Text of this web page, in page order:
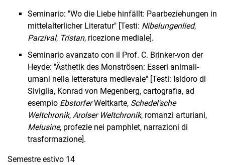
Seminario: "Wo die Liebe hinfällt: Paarbeziehungen in
mittelalterlicher Literatur" [Testi: Nibelungenlied,
Parzival, Tristan, ricezione mediale].
Seminario avanzato con il Prof. C. Brinker-von der
Heyde: "Ästhetik des Monströsen: Esseri animali-
umani nella letteratura medievale" [Testi: Isidoro di
Siviglia, Konrad von Megenberg, cartografia, ad
esempio EbstorferWeltkarte, Schedel'sche
Weltchronik, Arolser Weltchronik, romanzi arturiani,
Melusine, profezie nei pamphlet, narrazioni di
trasformazione].
Semestre estivo 14